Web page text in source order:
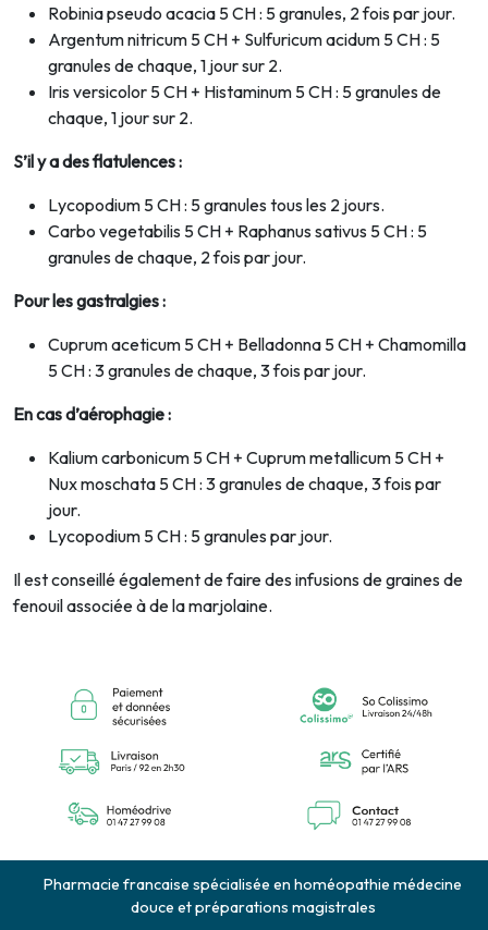
Robinia pseudo acacia 5 CH : 5 granules, 2 fois par jour.
Argentum nitricum 5 CH + Sulfuricum acidum 5 CH : 5
granules de chaque, 1 jour sur 2.
Iris versicolor 5 CH + Histaminum 5 CH : 5 granules de
chaque, 1 jour sur 2.
S’il y a des flatulences :
Lycopodium 5 CH : 5 granules tous les 2 jours.
Carbo vegetabilis 5 CH + Raphanus sativus 5 CH : 5
granules de chaque, 2 fois par jour.
Pour les gastralgies :
Cuprum aceticum 5 CH + Belladonna 5 CH + Chamomilla
5 CH : 3 granules de chaque, 3 fois par jour.
En cas d’aérophagie :
Kalium carbonicum 5 CH + Cuprum metallicum 5 CH +
Nux moschata 5 CH : 3 granules de chaque, 3 fois par
jour.
Lycopodium 5 CH : 5 granules par jour.
Il est conseillé également de faire des infusions de graines de
fenouil associée à de la marjolaine.
Pharmacie francaise spécialisée en homéopathie médecine
douce et préparations magistrales